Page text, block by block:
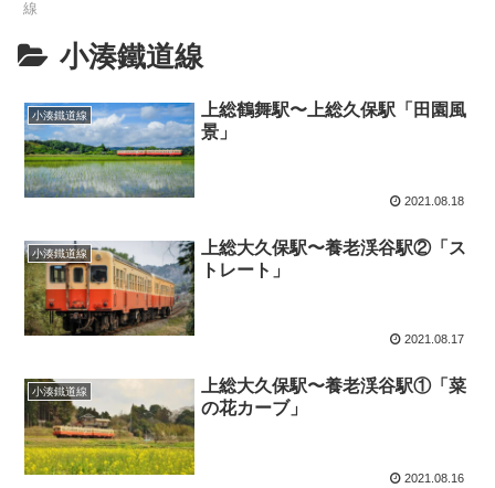
線
小湊鐵道線
小湊鐵道線
上総鶴舞駅〜上総久保駅「田園風
景」
2021.08.18
小湊鐵道線
上総大久保駅〜養老渓谷駅②「ス
トレート」
2021.08.17
小湊鐵道線
上総大久保駅〜養老渓谷駅①「菜
の花カーブ」
2021.08.16